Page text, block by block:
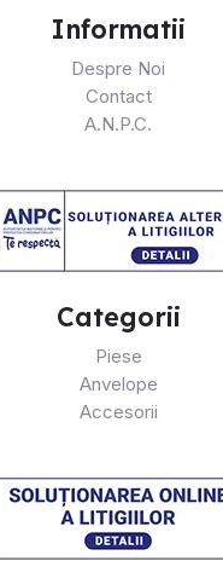
Informatii
Despre Noi
Contact
A.N.P.C.
Categorii
Piese
Anvelope
Accesorii